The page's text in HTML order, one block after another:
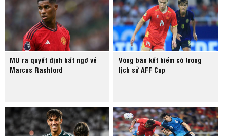
MU ra quyết định bất ngờ về
Marcus Rashford
Vòng bán kết hiếm có trong
lịch sử AFF Cup